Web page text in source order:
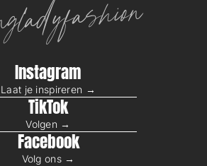
Instagram
Laat je inspireren →
TikTok
Volgen →
Facebook
Volg ons →